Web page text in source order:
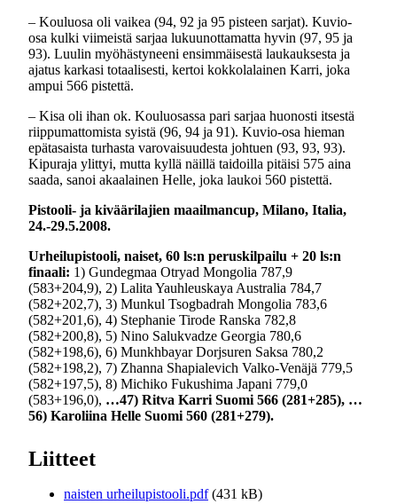
– Kouluosa oli vaikea (94, 92 ja 95 pisteen sarjat). Kuvio-
osa kulki viimeistä sarjaa lukuunottamatta hyvin (97, 95 ja
93). Luulin myöhästyneeni ensimmäisestä laukauksesta ja
ajatus karkasi totaalisesti, kertoi kokkolalainen Karri, joka
ampui 566 pistettä.
– Kisa oli ihan ok. Kouluosassa pari sarjaa huonosti itsestä
riippumattomista syistä (96, 94 ja 91). Kuvio-osa hieman
epätasaista turhasta varovaisuudesta johtuen (93, 93, 93).
Kipuraja ylittyi, mutta kyllä näillä taidoilla pitäisi 575 aina
saada, sanoi akaalainen Helle, joka laukoi 560 pistettä.
Pistooli- ja kiväärilajien maailmancup, Milano, Italia,
24.-29.5.2008.
Urheilupistooli, naiset, 60 ls:n peruskilpailu + 20 ls:n
finaali: 1) Gundegmaa Otryad Mongolia 787,9
(583+204,9), 2) Lalita Yauhleuskaya Australia 784,7
(582+202,7), 3) Munkul Tsogbadrah Mongolia 783,6
(582+201,6), 4) Stephanie Tirode Ranska 782,8
(582+200,8), 5) Nino Salukvadze Georgia 780,6
(582+198,6), 6) Munkhbayar Dorjsuren Saksa 780,2
(582+198,2), 7) Zhanna Shapialevich Valko-Venäjä 779,5
(582+197,5), 8) Michiko Fukushima Japani 779,0
(583+196,0), …47) Ritva Karri Suomi 566 (281+285), …
56) Karoliina Helle Suomi 560 (281+279).
Liitteet
naisten urheilupistooli.pdf (431 kB)